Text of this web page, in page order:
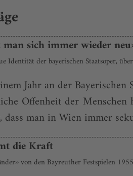
sich immer wieder
Identität der bayerischen Staatsoper,
Jahr an der Bayerischen
Offenheit der
dass man in Wien immer
die Kraft
von den Bayreuther Festspielen